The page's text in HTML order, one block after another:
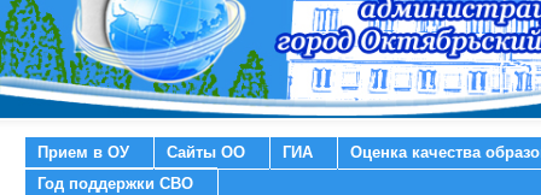
Прием в ОУ Сайты ОО ГИА
Оценка качества
Год поддержки СВО